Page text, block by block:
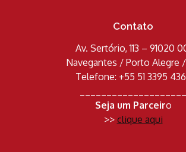
Contato
Av. Sertório, 113 – 91020
Navegantes / Porto Alegre /
Telefone: +55 51 3395
Seja um Parceiro
>> clique aqui